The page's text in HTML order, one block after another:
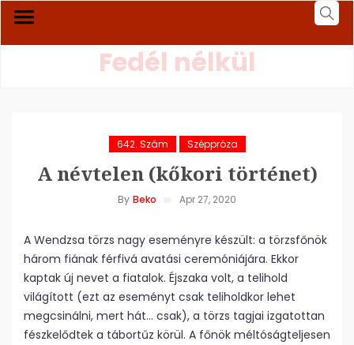
Fedél nélkül
642. Szám Széppróza
A névtelen (kőkori történet)
By Beko Apr 27, 2020
A Wendzsa törzs nagy eseményre készült: a törzsfőnök
három fiának férfivá avatási ceremóniájára. Ekkor
kaptak új nevet a fiatalok. Éjszaka volt, a telihold
világított (ezt az eseményt csak teliholdkor lehet
megcsinálni, mert hát… csak), a törzs tagjai izgatottan
fészkelődtek a tábortűz körül. A főnök méltóságteljesen